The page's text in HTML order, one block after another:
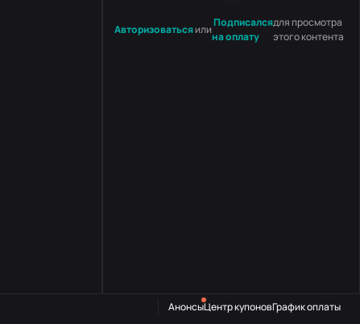
Авторизоватьсяили
Подписался
на оплату
для просмотра
этого контента
АнонсыЦентр купоновГрафик оплаты